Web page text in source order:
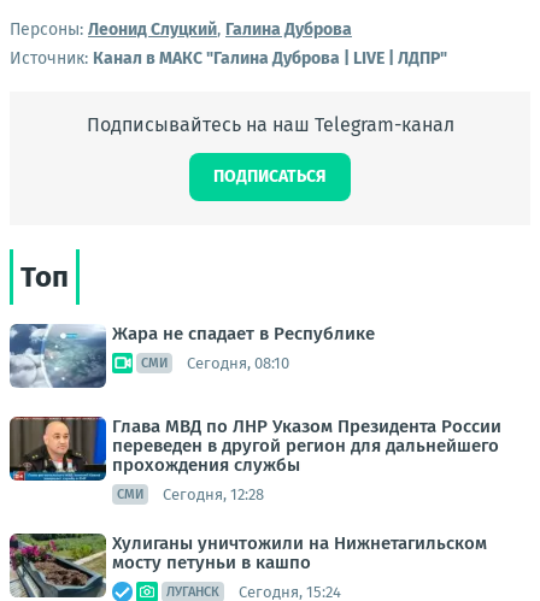
Персоны: Леонид Слуцкий, Галина Дуброва
Источник: Канал в МАКС "Галина Дуброва | LIVE | ЛДПР"
Подписывайтесь на наш Telegram-канал
ПОДПИСАТЬСЯ
Топ
Жара не спадает в Республике
СМИ Сегодня, 08:10
Глава МВД по ЛНР Указом Президента России
переведен в другой регион для дальнейшего
прохождения службы
СМИ Сегодня, 12:28
Хулиганы уничтожили на Нижнетагильском
мосту петуньи в кашпо
ЛУГАНСК Сегодня, 15:24